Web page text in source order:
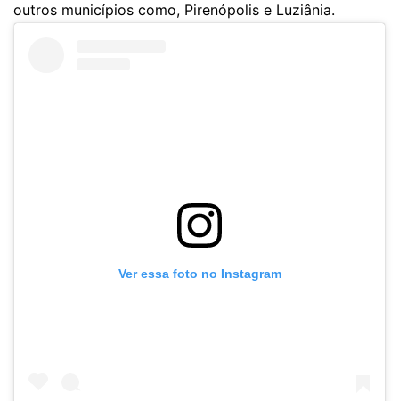
outros municípios como, Pirenópolis e Luziânia.
Ver essa foto no Instagram